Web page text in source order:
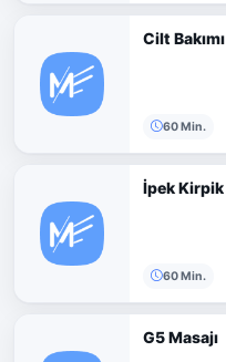
Cilt Bakımı
60 Min.
İpek Kirpik
60 Min.
G5 Masajı